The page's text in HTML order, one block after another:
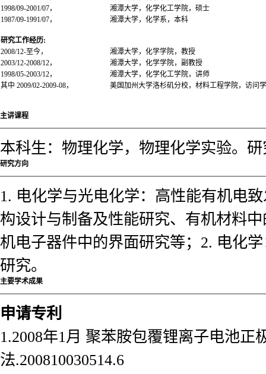
1998/09-2001/07，
湘潭大学，化学化工学院，硕士
1987/09-1991/07，
湘潭大学，化学系，本科
研究工作经历:
2008/12-至今，
湘潭大学，化学学院，教授
2003/12-2008/12，
湘潭大学，化学学院，副教授
1998/05-2003/12，
湘潭大学，化学化工学院，讲师
其中 2009/02-2009-08，
美国加州大学洛杉矶分校，材料工程学院，访问
主讲课程
本科生：物理化学，物理化学实验。
研究方向
1. 电化学与光电化学：高性能有机电
构设计与制备及性能研究、有机材料
机电子器件中的界面研究等；2. 电化
研究。
主要学术成果
申请专利
1.2008年1月 聚苯胺包覆锂离子电池正
法.200810030514.6